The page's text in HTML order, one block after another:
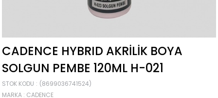
CADENCE HYBRID AKRILIK BOYA
SOLGUN PEMBE 120ML H-021
STOK KODU
(8699036741524)
MARKA : CADENCE